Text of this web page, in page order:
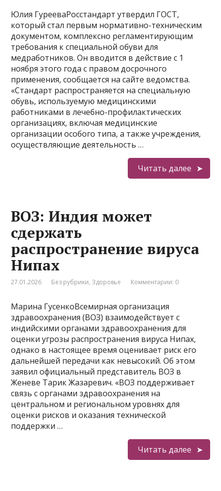
Юлия ГурееваРосстандарт утвердил ГОСТ,
который стал первым нормативно-техническим
документом, комплексно регламентирующим
требования к специальной обуви для
медработников. Он вводится в действие с 1
ноября этого года с правом досрочного
применения, сообщается на сайте ведомства.
«Стандарт распространяется на специальную
обувь, используемую медицинскими
работниками в лечебно-профилактических
организациях, включая медицинские
организации особого типа, а также учреждения,
осуществляющие деятельность …
Читать далее
ВОЗ: Индия может
сдержать
распространение вируса
Нипах
27.01.2026 Без рубрики, Здоровье Комментарии: 0
Марина ГусенкоВсемирная организация
здравоохранения (ВОЗ) взаимодействует с
индийскими органами здравоохранения для
оценки угрозы распространения вируса Нипах,
однако в настоящее время оценивает риск его
дальнейшей передачи как невысокий. Об этом
заявил официальный представитель ВОЗ в
Женеве Тарик Жазаревич. «ВОЗ поддерживает
связь с органами здравоохранения на
центральном и региональном уровнях для
оценки рисков и оказания технической
поддержки …
Читать далее